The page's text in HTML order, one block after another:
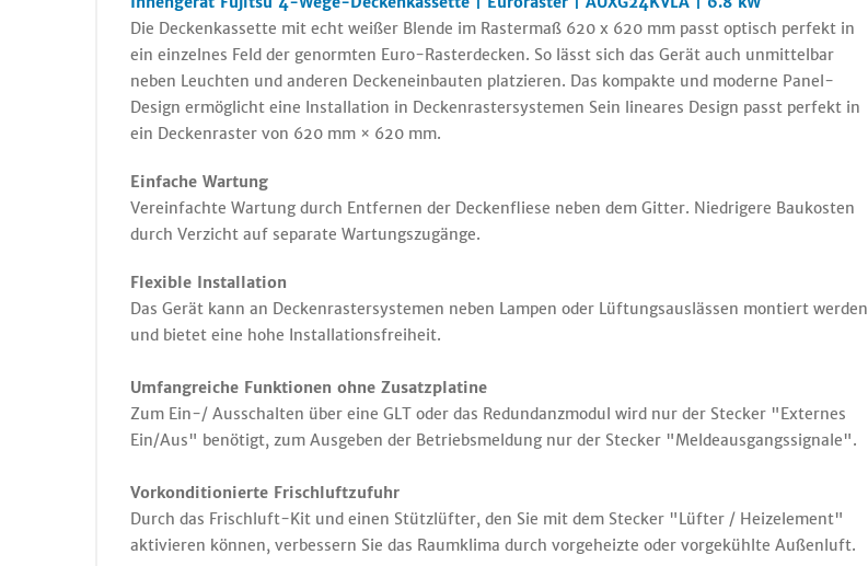
Die Deckenkassette mit echt weißer Blende im Rastermaß 620 x 620 mm passt optisch perfekt in
ein einzelnes Feld der genormten Euro-Rasterdecken. So lässt sich das Gerät auch unmittelbar
neben Leuchten und anderen Deckeneinbauten platzieren. Das kompakte und moderne Panel-
Design ermöglicht eine Installation in Deckenrastersystemen Sein lineares Design passt perfekt in
ein Deckenraster von 620 mm × 620 mm.
Einfache Wartung
Vereinfachte Wartung durch Entfernen der Deckenfliese neben dem Gitter. Niedrigere Baukosten
durch Verzicht auf separate Wartungszugänge.
Flexible Installation
Das Gerät kann an Deckenrastersystemen neben Lampen oder Lüftungsauslässen montiert werden
und bietet eine hohe Installationsfreiheit.
Umfangreiche Funktionen ohne Zusatzplatine
Zum Ein-/ Ausschalten über eine GLT oder das Redundanzmodul wird nur der Stecker "Externes
Ein/Aus" benötigt, zum Ausgeben der Betriebsmeldung nur der Stecker "Meldeausgangssignale".
Vorkonditionierte Frischluftzufuhr
Durch das Frischluft-Kit und einen Stützlüfter, den Sie mit dem Stecker "Lüfter / Heizelement"
aktivieren können, verbessern Sie das Raumklima durch vorgeheizte oder vorgekühlte Außenluft.